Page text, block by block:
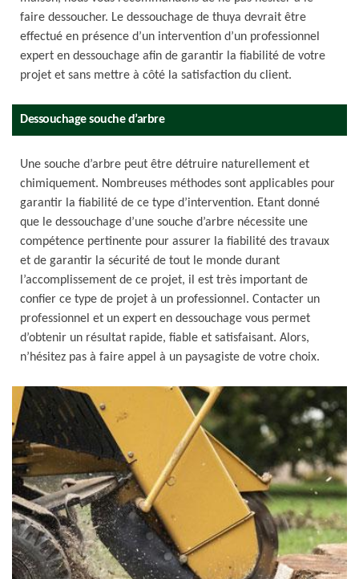
faire dessoucher. Le dessouchage de thuya devrait être
effectué en présence d’un intervention d’un professionnel
expert en dessouchage afin de garantir la fiabilité de votre
projet et sans mettre à côté la satisfaction du client.
Dessouchage souche d’arbre
Une souche d’arbre peut être détruire naturellement et
chimiquement. Nombreuses méthodes sont applicables pour
garantir la fiabilité de ce type d’intervention. Etant donné
que le dessouchage d’une souche d’arbre nécessite une
compétence pertinente pour assurer la fiabilité des travaux
et de garantir la sécurité de tout le monde durant
l’accomplissement de ce projet, il est très important de
confier ce type de projet à un professionnel. Contacter un
professionnel et un expert en dessouchage vous permet
d’obtenir un résultat rapide, fiable et satisfaisant. Alors,
n’hésitez pas à faire appel à un paysagiste de votre choix.